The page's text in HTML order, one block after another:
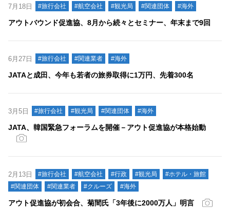
7月18日 #旅行会社 #航空会社 #観光局 #関連団体 #海外
アウトバウンド促進協、8月から続々とセミナー、年末まで9回
6月27日 #旅行会社 #関連業者 #海外
JATAと成田、今年も若者の旅券取得に1万円、先着300名
3月5日 #旅行会社 #観光局 #関連団体 #海外
JATA、韓国緊急フォーラムを開催－アウト促進協が本格始動
2月13日 #旅行会社 #航空会社 #行政 #観光局
#ホテル・旅館
#関連団体
#関連業者 #クルーズ #海外
アウト促進協が初会合、菊間氏「3年後に2000万人」明言